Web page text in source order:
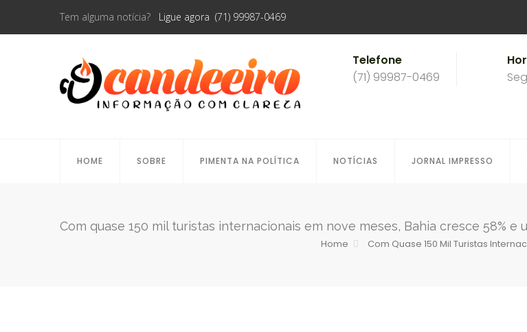
Tem alguma notícia? Ligue agora (71) 99987-0469
Telefone
(71) 99987-0469
HOME SOBRE PIMENTA NA POLÍTICA NOTÍCIAS JORNAL IMPRESSO
Com quase 150 mil turistas internacionais em nove meses, Bahia cresce 58% e
Home Com Quase 150 Mil Turistas